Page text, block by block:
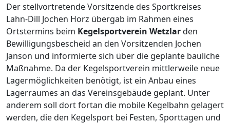
Der stellvortretende Vorsitzende des Sportkreises
Lahn-Dill Jochen Horz übergab im Rahmen eines
Ortstermins beim Kegelsportverein Wetzlarden
Bewilligungsbescheid an den Vorsitzenden Jochen
Janson und informierte sich über die geplante bauliche
Maßnahme. Da der Kegelsportverein mittlerweile neue
Lagermöglichkeiten benötigt, ist ein Anbau eines
Lagerraumes an das Vereinsgebäude geplant. Unter
anderem soll dort fortan die mobile Kegelbahn gelagert
werden, die den Kegelsport bei Festen, Sporttagen und